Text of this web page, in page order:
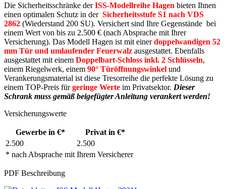
Die Sicherheitsschränke derISS-Modellreihe Hagen bieten Ihnen
einen optimalen Schutz in der Sicherheitsstufe S1 nach VDS
2862 (Wiederstand 200 SU). Versichert sind Ihre Gegenstände bei
einem Wert von bis zu 2.500 € (nach Absprache mit Ihrer
Versicherung). Das Modell Hagen ist mit einerdoppelwandigen 52
mm Tür und umlaufender Feuerwalz ausgestattet. Ebenfalls
ausgestattet mit einem Doppelbart-Schloss inkl. 2 Schlüsseln,
einem Riegelwerk, einem 90° Türöffnungswinkel und
Verankerungsmaterial ist diese Tresorreihe die perfekte Lösung zu
einem TOP-Preis fürgeringe Werte im Privatsektor. Dieser
Schrank muss gemäß beigefügter Anleitung verankert werden!
Versicherungswerte
Gewerbe in €* Privat in €*
* nach Absprache mit Ihrem Versicherer
2.500 2.500
PDF Beschreibung